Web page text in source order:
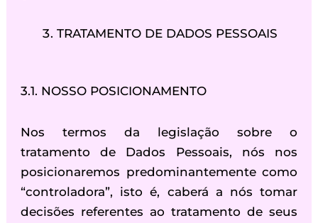
TRATAMENTO DE DADOS PESSOAIS
3.1. NOSSO POSICIONAMENTO
Nos termos da legislação sobre o
tratamento de Dados Pessoais, nós nos
posicionaremos predominantemente como
“controladora”, isto é, caberá a nós tomar
decisões referentes ao tratamento de seus